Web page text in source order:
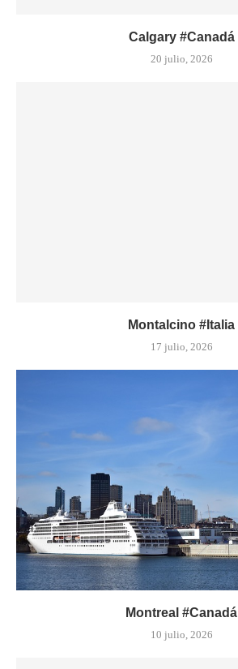
Calgary #Canadá
20 julio, 2026
Montalcino #Italia
17 julio, 2026
Montreal #Canadá
10 julio, 2026